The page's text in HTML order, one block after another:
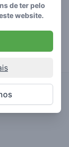
3,3 out
genetics
verkopen.
echter niet
van de hasj
shop.
de ter pelo
website.